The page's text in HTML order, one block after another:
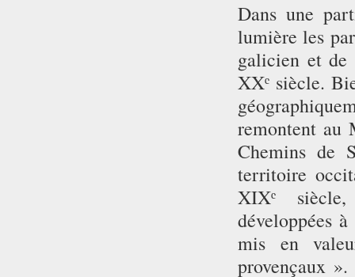
Dans une
lumière les
galicien et de
XXᵉ siècle.
remontent au
Chemins de
territoire
XIXᵉ
développées
mis en
provençaux